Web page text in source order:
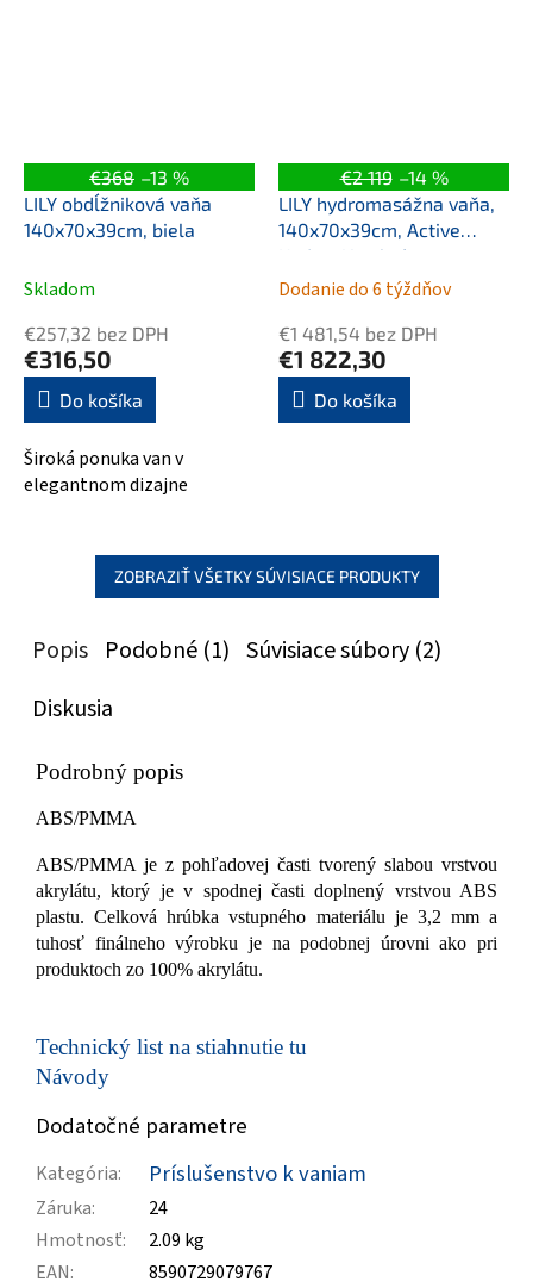
€368 –13 %
LILY obdĺžniková vaňa
140x70x39cm, biela
Skladom
€257,32 bez DPH
€316,50
Do košíka
Široká ponuka van v
elegantnom dizajne
€2 119 –14 %
LILY hydromasážna vaňa,
140x70x39cm, Active
Hydro-Air, chróm
Dodanie do 6 týždňov
€1 481,54 bez DPH
€1 822,30
Do košíka
ZOBRAZIŤ VŠETKY SÚVISIACE PRODUKTY
Popis Podobné (1) Súvisiace súbory (2)
Diskusia
Podrobný popis
ABS/PMMA
ABS/PMMA je z pohľadovej časti tvorený slabou vrstvou
akrylátu, ktorý je v spodnej časti doplnený vrstvou ABS
plastu. Celková hrúbka vstupného materiálu je 3,2 mm a
tuhosť finálneho výrobku je na podobnej úrovni ako pri
produktoch zo 100% akrylátu.
Technický list na stiahnutie tu
Návody
Dodatočné parametre
Kategória: Príslušenstvo k vaniam
Záruka:
24
Hmotnosť:
2.09 kg
EAN:
8590729079767